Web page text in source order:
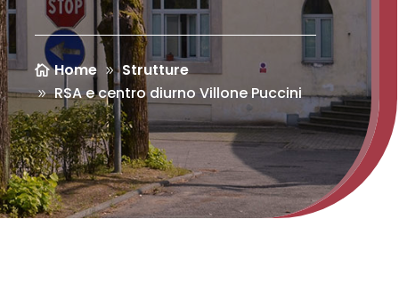
Home
Strutture
RSA e centro diurno Villone Puccini